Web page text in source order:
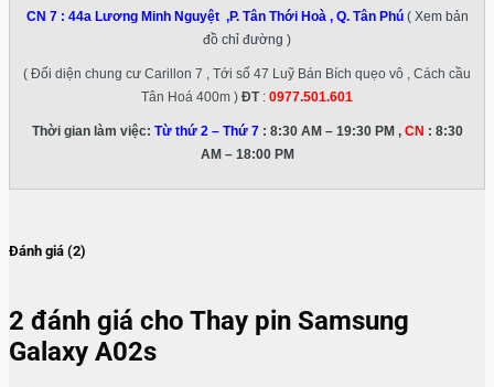
CN 7 : 44a Lương Minh Nguyệt ,P. Tân Thới Hoà , Q. Tân Phú ( Xem bản
đồ chỉ đường )
( Đối diện chung cư Carillon 7 , Tới số 47 Luỹ Bán Bích quẹo vô , Cách cầu
Tân Hoá 400m ) ĐT: 0977.501.601
Thời gian làm việc: Từ thứ 2 – Thứ 7: 8:30 AM – 19:30 PM , CN : 8:30
AM – 18:00 PM
Đánh giá (2)
2 đánh giá cho Thay pin Samsung
Galaxy A02s